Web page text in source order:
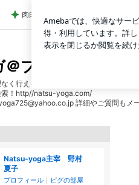
人数【自分らしく生き生き
肉肉しい黒毛和牛とボロネーゼ
プライベート・
く行える１名～最大5名までのプライ
索！http//natsu-yoga.com/
詳細やご質問もメ
Natsu-yoga主宰 野村
夏子
プロフィール ｜ ピグの部屋